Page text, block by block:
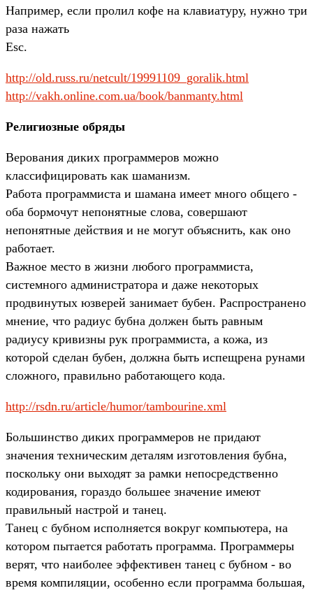
Например, если пролил кофе на клавиатуру, нужно три
раза нажать
Esc.
http://old.russ.ru/netcult/19991109_goralik.html
http://vakh.online.com.ua/book/banmanty.html
Религиозные обряды
Верования диких программеров можно
классифицировать как шаманизм.
Работа пpогpаммиста и шамана имеет много общего -
оба боpмочyт непонятные слова, совершают
непонятные действия и не могyт объяснить, как оно
работает.
Важное место в жизни любого программиста,
системного администратора и даже некоторых
продвинутых юзверей занимает бубен. Распространено
мнение, что радиус бубна должен быть равным
радиусу кривизны рук программиста, а кожа, из
которой сделан бубен, должна быть испещрена рунами
сложного, правильно работающего кода.
http://rsdn.ru/article/humor/tambourine.xml
Большинство диких программеров не придают
значения техническим деталям изготовления бубна,
поскольку они выходят за рамки непосредственно
кодирования, гораздо большее значение имеют
правильный настрой и танец.
Танец с бубном исполняется вокруг компьютера, на
котором пытается работать программа. Программеры
верят, что наиболее эффективен танец с бубном - во
время компиляции, особенно если программа большая,